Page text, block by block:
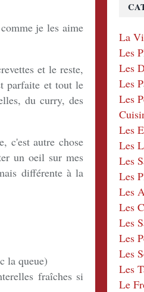
je les aime
et le reste,
parfaite et tout le
du curry, des
c'est autre chose
un oeil sur mes
différente à la
la queue)
fraîches si
La
Les
Les
Les
Les
Les
Les
Les
Les
Les
Les
Les
Les
Les
Les
Le